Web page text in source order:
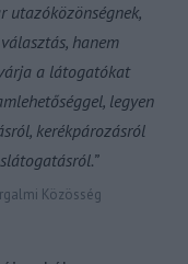
utazóközönségnek,
hanem
a látogatókat
legyen
kerékpározásról
Közösség